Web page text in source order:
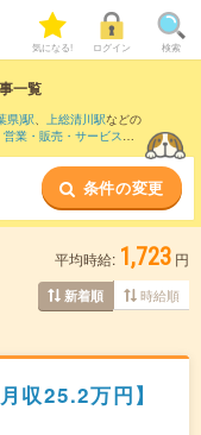
気になる! ログイン 検索
一覧
県)駅、 上総清川駅などの
営業・販売・サービス系
けます。
条件の変更
平均時給: 1,723 円
新着順 時給順
収25.2万円】